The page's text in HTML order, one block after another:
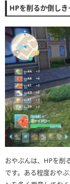
HPを削るか倒し
おやぶんは、HPを削
です。ある程度おや